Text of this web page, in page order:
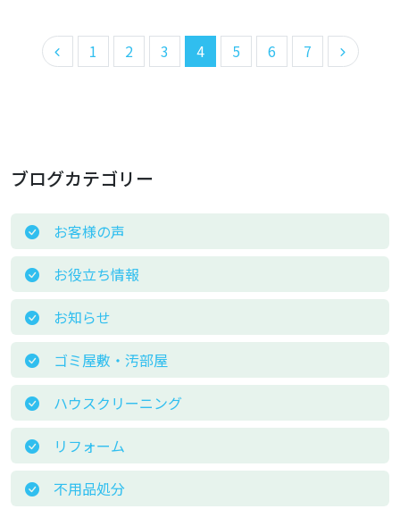
1 2 3 4 5 6 7
ブログカテゴリー
お客様の声
お役立ち情報
お知らせ
ゴミ屋敷・汚部屋
ハウスクリーニング
リフォーム
不用品処分